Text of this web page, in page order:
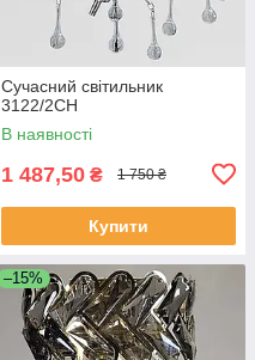
Сучасний світильник
3122/2CH
В наявності
1 487,50 ₴ 1 750 ₴
Купити
–15%